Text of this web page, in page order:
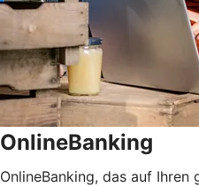
OnlineBanking
OnlineBanking, das auf